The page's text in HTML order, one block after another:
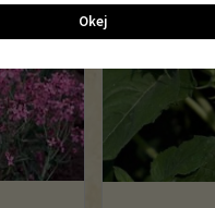
Okej